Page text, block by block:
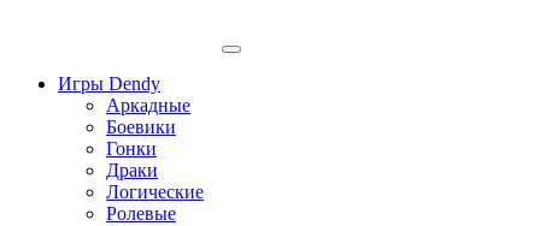
Игры Dendy
Аркадные
Боевики
Гонки
Драки
Логические
Ролевые